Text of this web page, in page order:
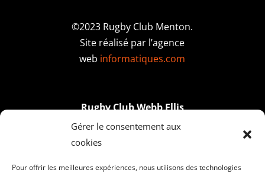
Gérer le consentement aux
cookies
Pour offrir les meilleures expériences, nous utilisons des technologies
©2023 Rugby Club Menton.
Site réalisé par l’agence
web informatiques.com
Rugby Club Webb Ellis
Stade du Val d’Anaud,
Corniche des Serres de la Madone,
06500 Menton